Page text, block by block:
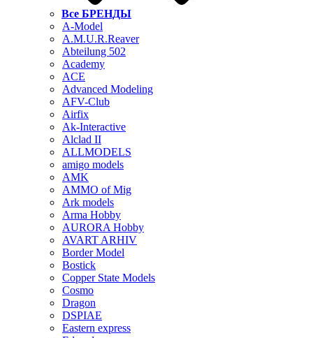
Все БРЕНДЫ
A-Model
A.M.U.R.Reaver
Abteilung 502
Academy
ACE
Advanced Modeling
AFV-Club
Airfix
Ak-Interactive
Alclad II
ALLMODELS
amigo models
AMK
AMMO of Mig
Ark models
Arma Hobby
AURORA Hobby
AVART ARHIV
Border Model
Bostick
Copper State Models
Cosmo
Dragon
DSPIAE
Eastern express